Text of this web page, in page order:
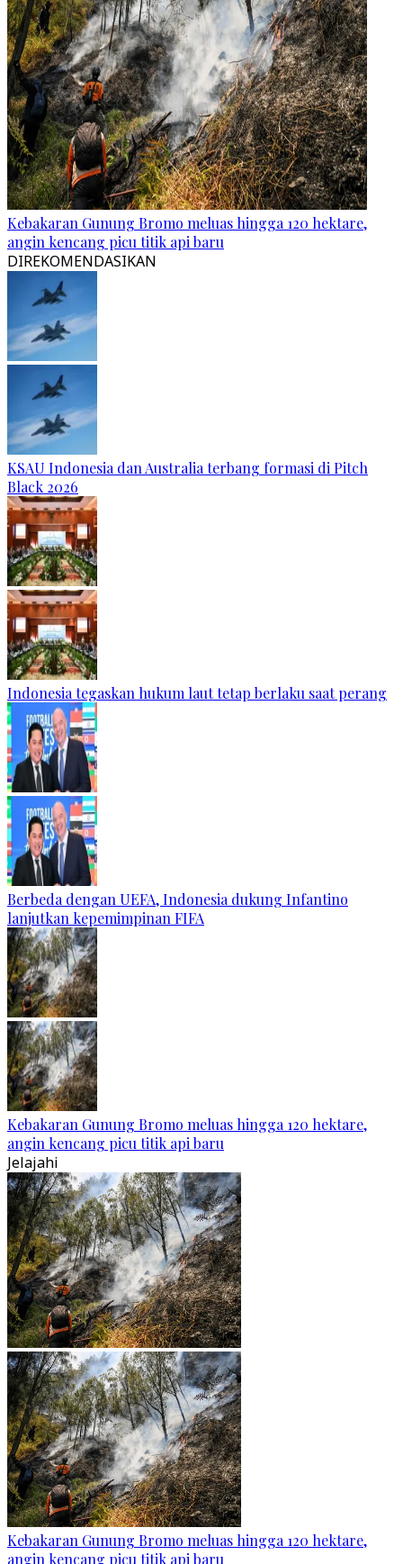
Kebakaran Gunung Bromo meluas hingga 120 hektare,
angin kencang picu titik api baru
DIREKOMENDASIKAN
KSAU Indonesia dan Australia terbang formasi di Pitch
Black 2026
Indonesia tegaskan hukum laut tetap berlaku saat perang
Berbeda dengan UEFA, Indonesia dukung Infantino
lanjutkan kepemimpinan FIFA
Kebakaran Gunung Bromo meluas hingga 120 hektare,
angin kencang picu titik api baru
Jelajahi
Kebakaran Gunung Bromo meluas hingga 120 hektare,
angin kencang picu titik api baru